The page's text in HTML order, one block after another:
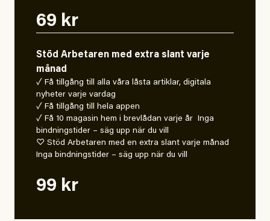
69 kr
Stöd Arbetaren med extra slant varje
månad
✓ Få tillgång till alla våra låsta artiklar, digitala
nyheter varje vardag
✓ Få tillgång till hela appen
✓ Få 10 magasin hem i brevlådan varje år Inga
bindningstider – säg upp när du vill
♡ Stöd Arbetaren med en extra slant varje månad
Inga bindningstider – säg upp när du vill
99 kr